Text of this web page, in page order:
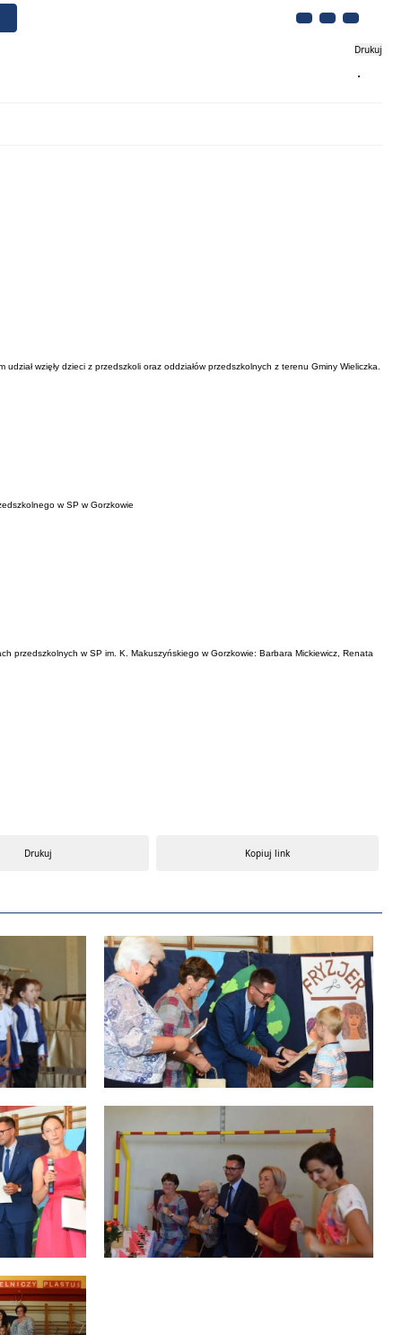
Drukuj
wzięły dzieci z przedszkoli oraz oddziałów przedszkolnych z terenu Gminy Wieliczka.
w SP w Gorzkowie
przedszkolnych w SP im. K. Makuszyńskiego w Gorzkowie: Barbara Mickiewicz, Renata
Drukuj Kopiuj link